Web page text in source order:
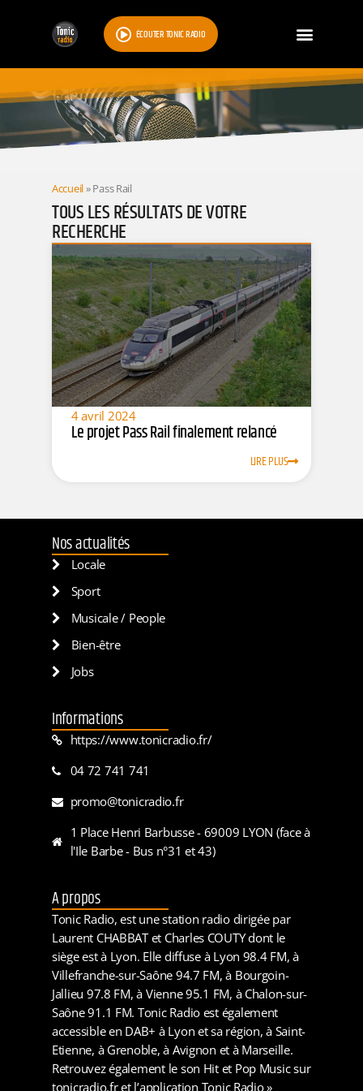
ÉCOUTER TONIC RADIO
RESULTATS
Accueil»Pass Rail
TOUS LES RÉSULTATS DE VOTRE
RECHERCHE
4 avril 2024
Le projet Pass Rail finalement relancé
LIRE PLUS
Nos actualités
Locale
Sport
Musicale / People
Bien-être
Jobs
Informations
https://www.tonicradio.fr/
04 72 741 741
promo@tonicradio.fr
1 Place Henri Barbusse - 69009 LYON (face à
l'Ile Barbe - Bus n°31 et 43)
A propos
Tonic Radio, est une station radio dirigée par
Laurent CHABBAT et Charles COUTY dont le
siège est à Lyon. Elle diffuse à Lyon 98.4 FM, à
Villefranche-sur-Saône 94.7 FM, à Bourgoin-
Jallieu 97.8 FM, à Vienne 95.1 FM, à Chalon-sur-
Saône 91.1 FM. Tonic Radio est également
accessible en DAB+ à Lyon et sa région, à Saint-
Etienne, à Grenoble, à Avignon et à Marseille.
Retrouvez également le son Hit et Pop Music sur
tonicradio.fr et l’application Tonic Radio »